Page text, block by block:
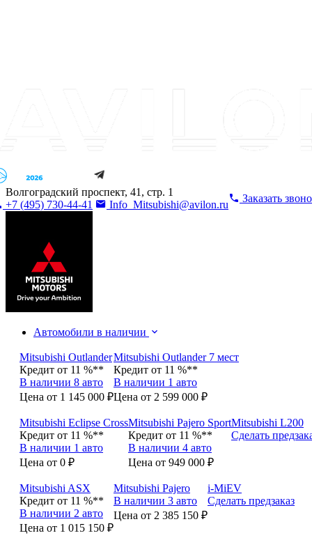
Волгоградский проспект, 41, стр. 1
+7 (495) 730-44-41
Info_Mitsubishi@avilon.ru
Заказать
Автомобили в наличии
Mitsubishi Outlander
Кредит от 11 %**
В наличии 8 авто
Цена от 1 145 000 ₽
Mitsubishi Outlander 7 мест
Кредит от 11 %**
В наличии 1 авто
Цена от 2 599 000 ₽
Mitsubishi Eclipse Cross
Кредит от 11 %**
В наличии 1 авто
Цена от 0 ₽
Mitsubishi Pajero Sport
Кредит от 11 %**
В наличии 4 авто
Цена от 949 000 ₽
Mitsubishi L200
Сделать
Mitsubishi ASX
Кредит от 11 %**
В наличии 2 авто
Цена от 1 015 150 ₽
Mitsubishi Pajero
В наличии 3 авто
Цена от 2 385 150 ₽
i-MiEV
Сделать предзаказ